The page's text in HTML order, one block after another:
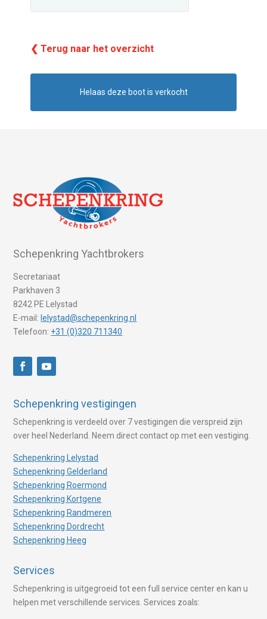
❮ Terug naar het overzicht
Helaas deze boot is verkocht
Schepenkring Yachtbrokers
Secretariaat
Parkhaven 3
8242 PE Lelystad
E-mail: lelystad@schepenkring.nl
Telefoon: +31 (0)320 711340
Schepenkring vestigingen
Schepenkring is verdeeld over 7 vestigingen die verspreid zijn
over heel Nederland. Neem direct contact op met een vestiging.
Schepenkring Lelystad
Schepenkring Gelderland
Schepenkring Roermond
Schepenkring Kortgene
Schepenkring Randmeren
Schepenkring Dordrecht
Schepenkring Heeg
Services
Schepenkring is uitgegroeid tot een full service center en kan u
helpen met verschillende services. Services zoals: